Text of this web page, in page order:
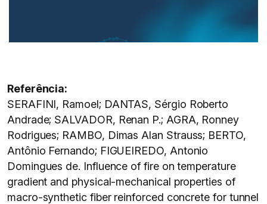
Referência:
SERAFINI, Ramoel; DANTAS, Sérgio Roberto
Andrade; SALVADOR, Renan P.; AGRA, Ronney
Rodrigues; RAMBO, Dimas Alan Strauss; BERTO,
Antônio Fernando; FIGUEIREDO, Antonio
Domingues de. Influence of fire on temperature
gradient and physical-mechanical properties of
macro-synthetic fiber reinforced concrete for tunnel